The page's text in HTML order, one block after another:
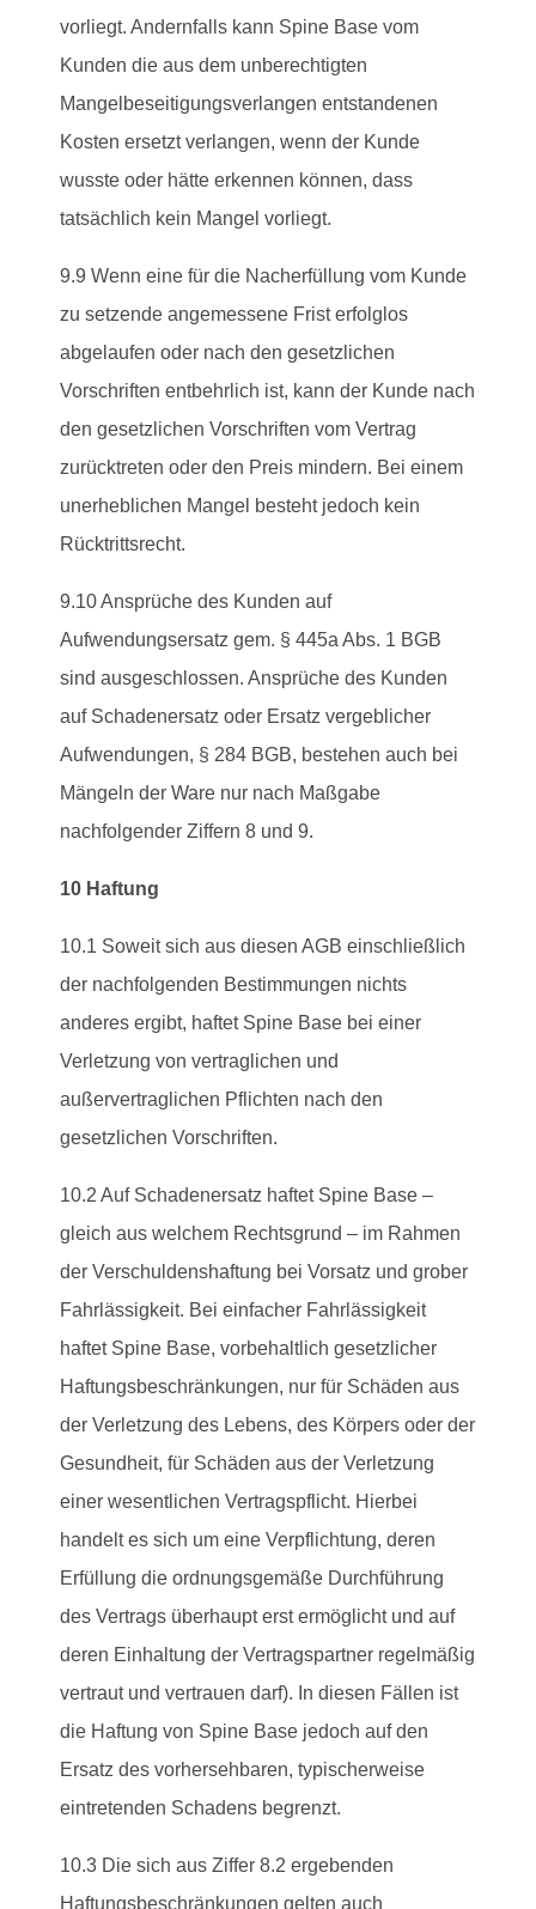
vorliegt. Andernfalls kann Spine Base vom
Kunden die aus dem unberechtigten
Mangelbeseitigungsverlangen entstandenen
Kosten ersetzt verlangen, wenn der Kunde
wusste oder hätte erkennen können, dass
tatsächlich kein Mangel vorliegt.
9.9 Wenn eine für die Nacherfüllung vom Kunde
zu setzende angemessene Frist erfolglos
abgelaufen oder nach den gesetzlichen
Vorschriften entbehrlich ist, kann der Kunde nach
den gesetzlichen Vorschriften vom Vertrag
zurücktreten oder den Preis mindern. Bei einem
unerheblichen Mangel besteht jedoch kein
Rücktrittsrecht.
9.10 Ansprüche des Kunden auf
Aufwendungsersatz gem. § 445a Abs. 1 BGB
sind ausgeschlossen. Ansprüche des Kunden
auf Schadenersatz oder Ersatz vergeblicher
Aufwendungen, § 284 BGB, bestehen auch bei
Mängeln der Ware nur nach Maßgabe
nachfolgender Ziffern 8 und 9.
10 Haftung
10.1 Soweit sich aus diesen AGB einschließlich
der nachfolgenden Bestimmungen nichts
anderes ergibt, haftet Spine Base bei einer
Verletzung von vertraglichen und
außervertraglichen Pflichten nach den
gesetzlichen Vorschriften.
10.2 Auf Schadenersatz haftet Spine Base –
gleich aus welchem Rechtsgrund – im Rahmen
der Verschuldenshaftung bei Vorsatz und grober
Fahrlässigkeit. Bei einfacher Fahrlässigkeit
haftet Spine Base, vorbehaltlich gesetzlicher
Haftungsbeschränkungen, nur für Schäden aus
der Verletzung des Lebens, des Körpers oder der
Gesundheit, für Schäden aus der Verletzung
einer wesentlichen Vertragspflicht. Hierbei
handelt es sich um eine Verpflichtung, deren
Erfüllung die ordnungsgemäße Durchführung
des Vertrags überhaupt erst ermöglicht und auf
deren Einhaltung der Vertragspartner regelmäßig
vertraut und vertrauen darf). In diesen Fällen ist
die Haftung von Spine Base jedoch auf den
Ersatz des vorhersehbaren, typischerweise
eintretenden Schadens begrenzt.
10.3 Die sich aus Ziffer 8.2 ergebenden
Haftungsbeschränkungen gelten auch